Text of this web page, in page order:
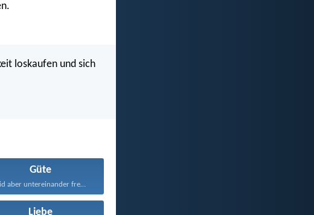
loskaufen und sich
Güte
Seid aber untereinander freundlich...
Liebe